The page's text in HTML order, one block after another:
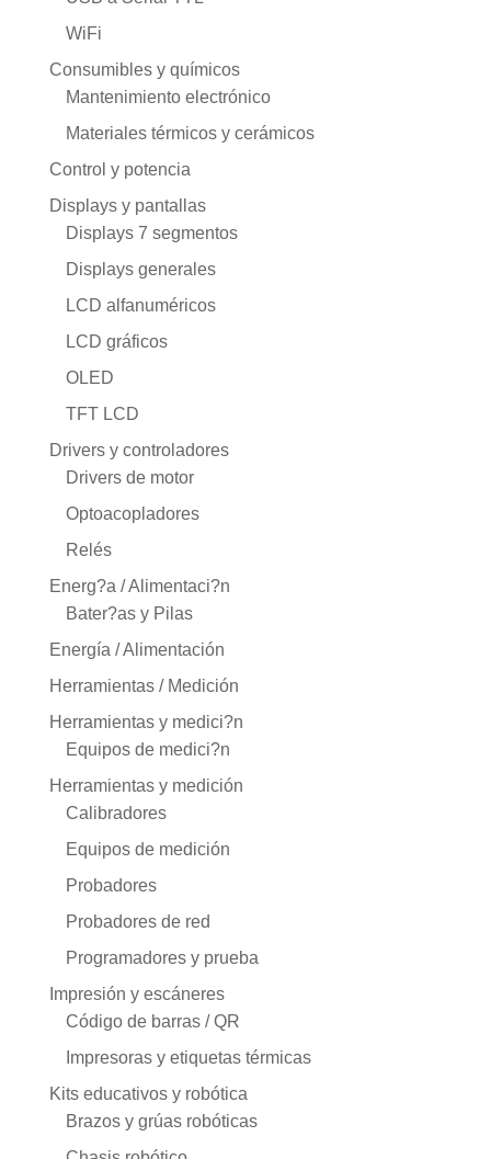
WiFi
Consumibles y químicos
Mantenimiento electrónico
Materiales térmicos y cerámicos
Control y potencia
Displays y pantallas
Displays 7 segmentos
Displays generales
LCD alfanuméricos
LCD gráficos
OLED
TFT LCD
Drivers y controladores
Drivers de motor
Optoacopladores
Relés
Energ?a / Alimentaci?n
Bater?as y Pilas
Energía / Alimentación
Herramientas / Medición
Herramientas y medici?n
Equipos de medici?n
Herramientas y medición
Calibradores
Equipos de medición
Probadores
Probadores de red
Programadores y prueba
Impresión y escáneres
Código de barras / QR
Impresoras y etiquetas térmicas
Kits educativos y robótica
Brazos y grúas robóticas